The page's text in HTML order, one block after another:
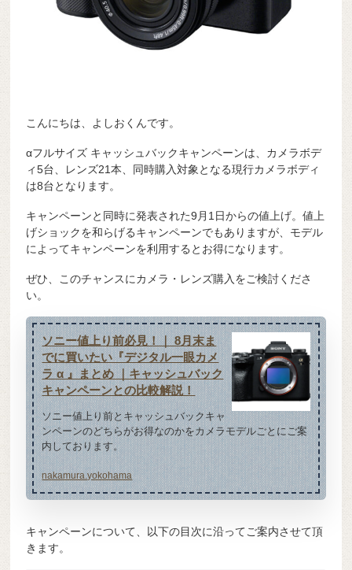
こんにちは、よしおくんです。
αフルサイズ キャッシュバックキャンペーンは、カメラボデ
ィ5台、レンズ21本、同時購入対象となる現行カメラボディ
は8台となります。
キャンペーンと同時に発表された9月1日からの値上げ。値上
げショックを和らげるキャンペーンでもありますが、モデル
によってキャンペーンを利用するとお得になります。
ぜひ、このチャンスにカメラ・レンズ購入をご検討くださ
い。
ソニー値上り前必見！｜ 8月末ま
でに買いたい『デジタル一眼カメ
ラ α 』まとめ ｜キャッシュバック
キャンペーンとの比較解説！
ソニー値上り前とキャッシュバックキャ
ンペーンのどちらがお得なのかをカメラモデルごとにご案
内しております。
nakamura.yokohama
キャンペーンについて、以下の目次に沿ってご案内させて頂
きます。